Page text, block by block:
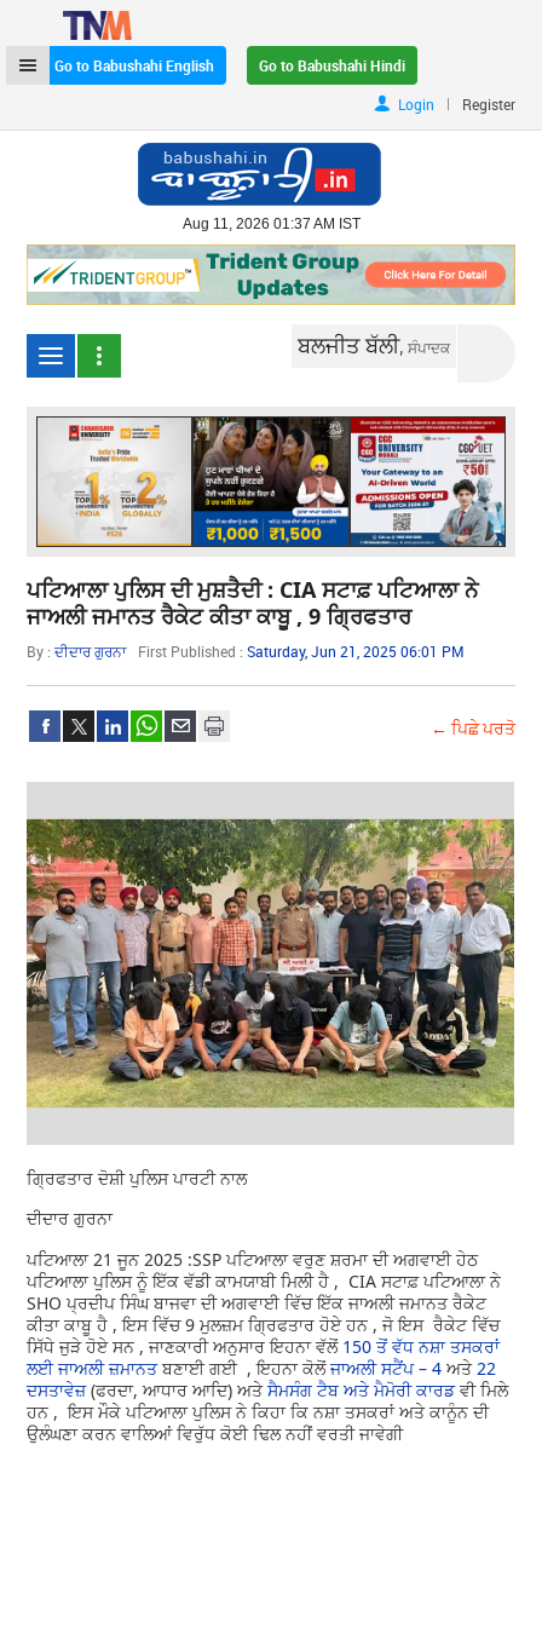
Go to Babushahi English
Go to Babushahi Hindi
Login
| Register
Aug 11, 2026 01:37 AM IST
ਬਲਜੀਤ ਬੱਲੀ,ਸੰਪਾਦਕ
ਪਟਿਆਲਾ ਪੁਲਿਸ ਦੀ ਮੁਸ਼ਤੈਦੀ : CIA ਸਟਾਫ਼ ਪਟਿਆਲਾ ਨੇ
ਜਾਅਲੀ ਜਮਾਨਤ ਰੈਕੇਟ ਕੀਤਾ ਕਾਬੂ , 9 ਗ੍ਰਿਫਤਾਰ
By :ਦੀਦਾਰ ਗੁਰਨਾ First Published :Saturday, Jun 21, 2025 06:01 PM
← ਪਿਛੇ ਪਰਤੋ
ਗ੍ਰਿਫਤਾਰ ਦੋਸ਼ੀ ਪੁਲਿਸ ਪਾਰਟੀ ਨਾਲ
ਦੀਦਾਰ ਗੁਰਨਾ
ਪਟਿਆਲਾ 21 ਜੂਨ 2025 :SSP ਪਟਿਆਲਾ ਵਰੁਣ ਸ਼ਰਮਾ ਦੀ ਅਗਵਾਈ ਹੇਠ
ਪਟਿਆਲਾ ਪੁਲਿਸ ਨੂੰ ਇੱਕ ਵੱਡੀ ਕਾਮਯਾਬੀ ਮਿਲੀ ਹੈ , CIA ਸਟਾਫ਼ ਪਟਿਆਲਾ ਨੇ
SHO ਪ੍ਰਦੀਪ ਸਿੰਘ ਬਾਜਵਾ ਦੀ ਅਗਵਾਈ ਵਿੱਚ ਇੱਕ ਜਾਅਲੀ ਜਮਾਨਤ ਰੈਕੇਟ
ਕੀਤਾ ਕਾਬੂ ਹੈ , ਇਸ ਵਿੱਚ 9 ਮੁਲਜ਼ਮ ਗ੍ਰਿਫਤਾਰ ਹੋਏ ਹਨ , ਜੋ ਇਸ ਰੈਕੇਟ ਵਿੱਚ
ਸਿੱਧੇ ਜੁੜੇ ਹੋਏ ਸਨ , ਜਾਣਕਾਰੀ ਅਨੁਸਾਰ ਇਹਨਾ ਵੱਲੋਂ 150 ਤੋਂ ਵੱਧ ਨਸ਼ਾ ਤਸਕਰਾਂ
ਲਈ ਜਾਅਲੀ ਜ਼ਮਾਨਤਬਣਾਈ ਗਈ , ਇਹਨਾ ਕੋਲੋਂਜਾਅਲੀ ਸਟੈਂਪ – 4 ਅਤੇ 22
ਦਸਤਾਵੇਜ਼(ਫਰਦਾ, ਆਧਾਰ ਆਦਿ) ਅਤੇਸੈਮਸੰਗ ਟੈਬ ਅਤੇ ਮੈਮੋਰੀ ਕਾਰਡਵੀ ਮਿਲੇ
ਹਨ , ਇਸ ਮੌਕੇ ਪਟਿਆਲਾ ਪੁਲਿਸ ਨੇ ਕਿਹਾ ਕਿ ਨਸ਼ਾ ਤਸਕਰਾਂ ਅਤੇ ਕਾਨੂੰਨ ਦੀ
ਉਲੰਘਣਾ ਕਰਨ ਵਾਲਿਆਂ ਵਿਰੁੱਧ ਕੋਈ ਢਿਲ ਨਹੀਂ ਵਰਤੀ ਜਾਵੇਗੀ